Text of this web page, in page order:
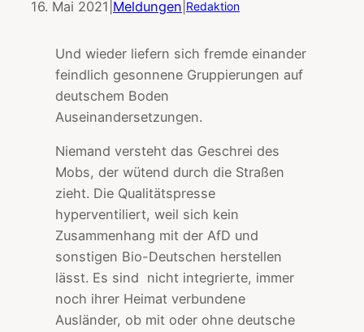
16. Mai 2021 Meldungen Redaktion
Und wieder liefern sich fremde einander
feindlich gesonnene Gruppierungen auf
deutschem Boden
Auseinandersetzungen.
Niemand versteht das Geschrei des
Mobs, der wütend durch die Straßen
zieht. Die Qualitätspresse
hyperventiliert, weil sich kein
Zusammenhang mit der AfD und
sonstigen Bio-Deutschen herstellen
lässt. Es sind nicht integrierte, immer
noch ihrer Heimat verbundene
Ausländer, ob mit oder ohne deutsche